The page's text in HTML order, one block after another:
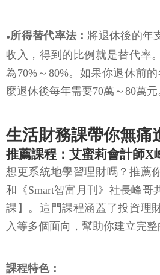
●所得替代率法： 將退休後的年
收入，得到的比例就是替代率
為70%～80%。如果你退休前
麼退休後每年需要70萬～80萬元
生活財務課帶你無痛
推薦課程：艾蜜莉會計師X
想更系統地學習理財嗎？推薦
和《Smart智富月刊》社長峰哥
課】。這門課程涵蓋了投資理
入等多個面向，幫助你建立完整
課程特色：